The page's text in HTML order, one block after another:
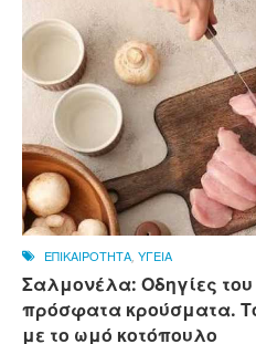
ΕΠΙΚΑΙΡΟΤΗΤΑ ΥΓΕΙΑ
Σαλμονέλα: Οδηγίες
πρόσφατα κρούσματα.
με το ωμό κοτόπουλο